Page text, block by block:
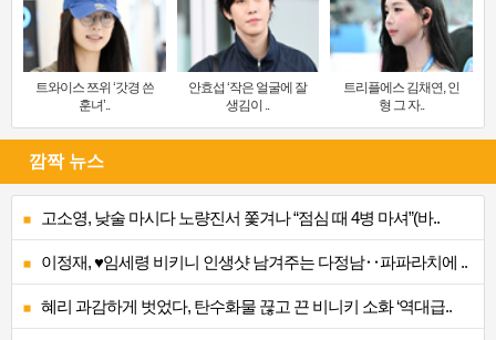
트와이스 쯔위 ‘갓경 쓴
훈녀’..
안효섭 ‘작은 얼굴에 잘
생김이 ..
트리플에스 김채연, 인
형 그 자..
깜짝 뉴스
고소영, 낮술 마시다 노량진서 쫓겨나 “점심 때 4병 마셔”(바..
이정재, ♥임세령 비키니 인생샷 남겨주는 다정남‥파파라치에 ..
혜리 과감하게 벗었다, 탄수화물 끊고 끈 비니키 소화 ‘역대급..